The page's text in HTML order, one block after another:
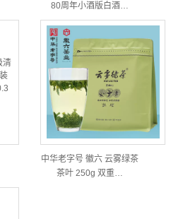
80周年小酒版白酒…
中华老字号 徽六 云雾绿茶
茶叶 250g 双重…